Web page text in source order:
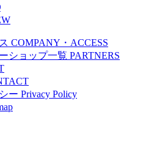
COMPANY・ACCESS
ショップ一覧 PARTNERS
ー Privacy Policy